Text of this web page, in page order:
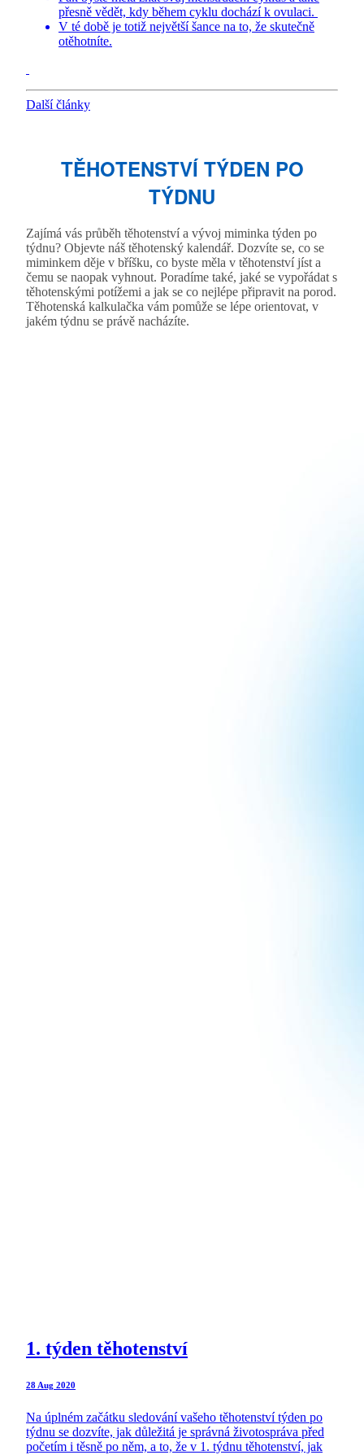
přesně vědět, kdy během cyklu dochází k ovulaci.
V té době je totiž největší šance na to, že skutečně
otěhotníte.
Další články
TĚHOTENSTVÍ TÝDEN PO
TÝDNU
Zajímá vás průběh těhotenství a vývoj miminka týden po
týdnu? Objevte náš těhotenský kalendář. Dozvíte se, co se
miminkem děje v bříšku, co byste měla v těhotenství jíst a
čemu se naopak vyhnout. Poradíme také, jaké se vypořádat s
těhotenskými potížemi a jak se co nejlépe připravit na porod.
Těhotenská kalkulačka vám pomůže se lépe orientovat, v
jakém týdnu se právě nacházíte.
1. týden těhotenství
28 Aug 2020
Na úplném začátku sledování vašeho těhotenství týden po
týdnu se dozvíte, jak důležitá je správná životospráva před
početím i těsně po něm, a to, že v 1. týdnu těhotenství, jak